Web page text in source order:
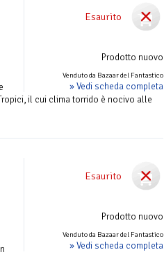
Esaurito
Prodotto nuovo
Venduto da Bazaar del Fantastico
» Vedi scheda completa
il cui clima torrido è nocivo alle
Esaurito
Prodotto nuovo
Venduto da Bazaar del Fantastico
» Vedi scheda completa